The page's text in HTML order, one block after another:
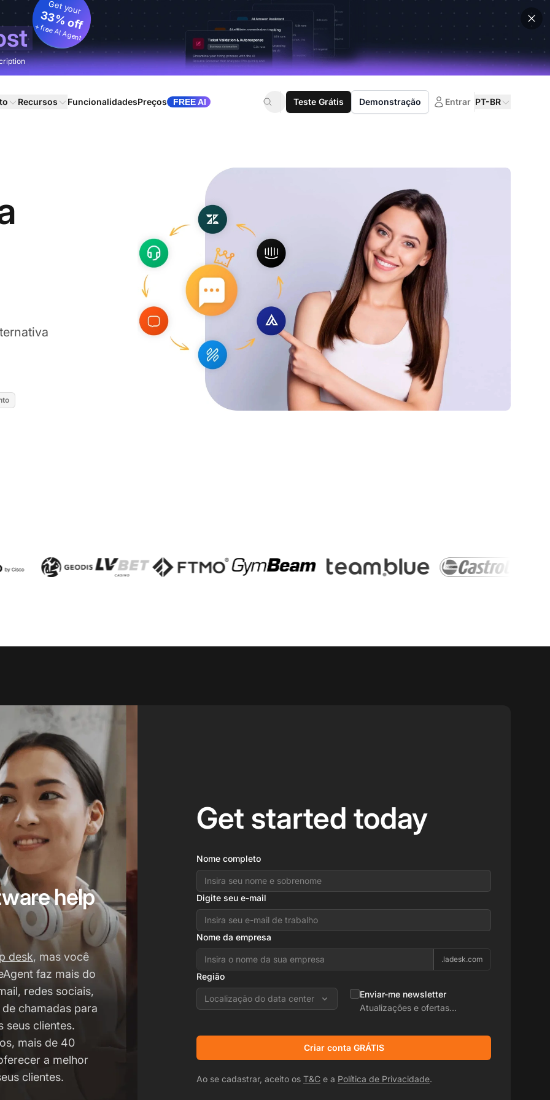
Get your
33% off
+ free AI Agent
Recursos FuncionalidadesPreços FREE AI Teste Grátis Demonstração Entrar PT-BR
help
desk, mas você
faz mais do
redes sociais,
chamadas para
seus clientes.
mais de 40
a melhor
clientes.
Get started today
Nome completo
Digite seu e-mail
Nome da empresa
.ladesk.com
Região
Localização do data center
Enviar-me newsletter
Atualizações e ofertas
Criar conta GRÁTIS
Ao se cadastrar, aceito os T&C e a Política de Privacidade.